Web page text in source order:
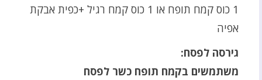
1 כוס קמח תופח או 1 כוס קמח רגיל +כפית אבקת
אפיה
גירסה לפסח:
משתמשים בקמח תופח כשר לפסח